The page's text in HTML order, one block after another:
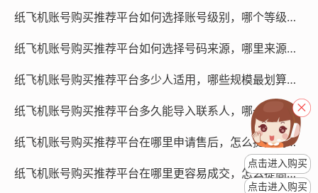
号可以让他们更好地了解社交媒体的发展趋势和用户行为,
为研究和学习提供数据支持。
使用指南
纸飞机账号购买推荐平台如何选择账号级别，哪个等级更适合任务与指南学习
纸飞机账号购买推荐平台如何选择号码来源，哪里来源更可靠与对比评测
纸飞机账号购买推荐平台多少人适用，哪些规模最划算与策略方法指南
纸飞机账号购买推荐平台多久能导入联系人，哪一步影响速度与如何处理教程
纸飞机账号购买推荐平台在哪里申请售后，怎么提交问题与多久有结果指南
纸飞机账号购买推荐平台在哪里更容易成交，怎么提高成功率与多久下单到账
点击进入购买
点击进入购买